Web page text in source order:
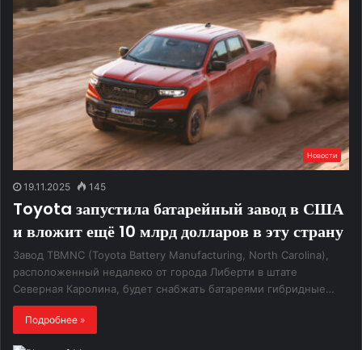
Новости
19.11.2025 145
Toyota запустила батарейный завод в США
и вложит ещё 10 млрд долларов в эту страну
Завод TBMNC (Toyota Battery Manufacturing, North Carolina),
расположенный недалеко от города Либерти в штате
Северная Каролина, будет снабжать батареями гибридные…
Подробнее »